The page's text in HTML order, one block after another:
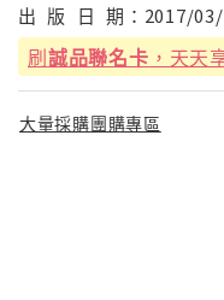
出 版 日 期： 2017/
刷誠品聯名卡 ，天天
大量採購團購專區